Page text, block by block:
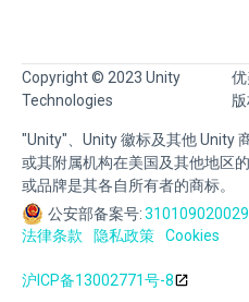
Copyright © 2023 Unity
Technologies
"Unity"、Unity 徽标及其他 Unity
或其附属机构在美国及其他地区
或品牌是其各自所有者的商标。
公安部备案号:
法律条款
隐私政策 Cookies
沪ICP备13002771号-8